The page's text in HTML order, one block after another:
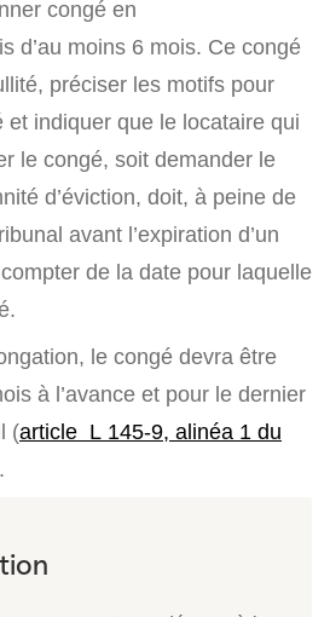
congé en
d’au moins 6 mois. Ce congé
préciser les motifs pour
et indiquer que le locataire qui
le congé, soit demander le
d’éviction, doit, à peine de
avant l’expiration d’un
de la date pour laquelle
le congé devra être
à l’avance et pour le dernier
(article L 145-9, alinéa 1 du